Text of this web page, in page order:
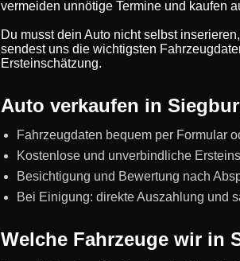
vermeiden unnötige Termine und kaufen
Du musst dein Auto nicht selbst
sendest uns die wichtigsten
Ersteinschätzung.
Auto verkaufen in
Fahrzeugdaten bequem per Formular
Kostenlose und unverbindliche
Besichtigung und Bewertung nach
Bei Einigung: direkte Auszahlung und
Welche Fahrzeuge wir in